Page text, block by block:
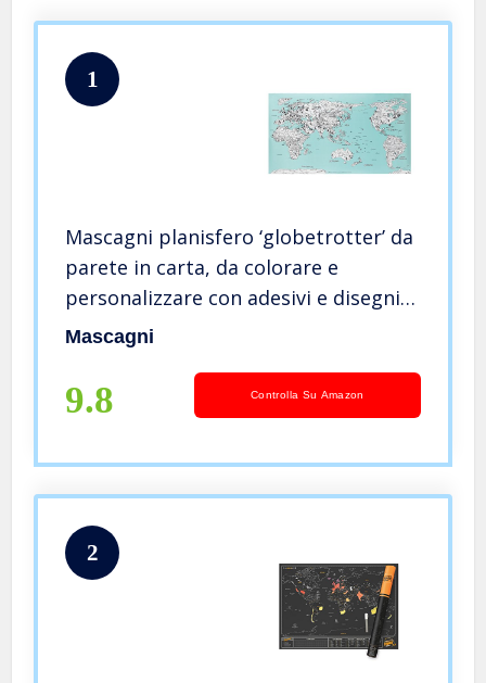
1
Mascagni planisfero ‘globetrotter’ da
parete in carta, da colorare e
personalizzare con adesivi e disegni
A792 Acquamarine
Mascagni
9.8 Controlla Su Amazon
2